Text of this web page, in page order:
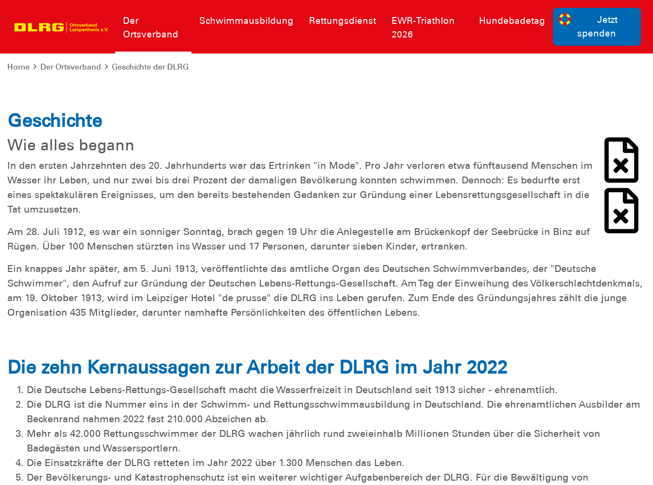
Der
Ortsverband
Schwimmausbildung Rettungsdienst
EWR-Triathlon
2026
Hundebadetag
Jetzt
spenden
Home Der Ortsverband Geschichte der DLRG
Geschichte
Wie alles begann
In den ersten Jahrzehnten des 20. Jahrhunderts war das Ertrinken "in Mode". Pro Jahr verloren etwa fünftausend Menschen im
Wasser ihr Leben, und nur zwei bis drei Prozent der damaligen Bevölkerung konnten schwimmen. Dennoch: Es bedurfte erst
eines spektakulären Ereignisses, um den bereits bestehenden Gedanken zur Gründung einer Lebensrettungsgesellschaft in die
Tat umzusetzen.
Am 28. Juli 1912, es war ein sonniger Sonntag, brach gegen 19 Uhr die Anlegestelle am Brückenkopf der Seebrücke in Binz auf
Rügen. Über 100 Menschen stürzten ins Wasser und 17 Personen, darunter sieben Kinder, ertranken.
Ein knappes Jahr später, am 5. Juni 1913, veröffentlichte das amtliche Organ des Deutschen Schwimmverbandes, der "Deutsche
Schwimmer", den Aufruf zur Gründung der Deutschen Lebens-Rettungs-Gesellschaft. Am Tag der Einweihung des Völkerschlachtdenkmals,
am 19. Oktober 1913, wird im Leipziger Hotel "de prusse" die DLRG ins Leben gerufen. Zum Ende des Gründungsjahres zählt die junge
Organisation 435 Mitglieder, darunter namhafte Persönlichkeiten des öffentlichen Lebens.
Die zehn Kernaussagen zur Arbeit der DLRG im Jahr 2022
Die Deutsche Lebens-Rettungs-Gesellschaft macht die Wasserfreizeit in Deutschland seit 1913 sicher - ehrenamtlich.
Die DLRG ist die Nummer eins in der Schwimm- und Rettungsschwimmausbildung in Deutschland. Die ehrenamtlichen Ausbilder am
Beckenrand nahmen 2022 fast 210.000 Abzeichen ab.
Mehr als 42.000 Rettungsschwimmer der DLRG wachen jährlich rund zweieinhalb Millionen Stunden über die Sicherheit von
Badegästen und Wassersportlern.
Die Einsatzkräfte der DLRG retteten im Jahr 2022 über 1.300 Menschen das Leben.
Der Bevölkerungs- und Katastrophenschutz ist ein weiterer wichtiger Aufgabenbereich der DLRG. Für die Bewältigung von